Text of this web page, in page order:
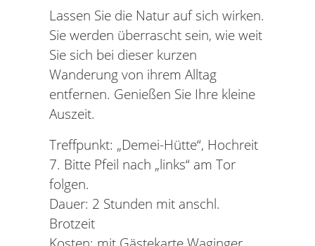
Lassen Sie die Natur auf sich wirken.
Sie werden überrascht sein, wie weit
Sie sich bei dieser kurzen
Wanderung von ihrem Alltag
entfernen. Genießen Sie Ihre kleine
Auszeit.
Treffpunkt: „Demei-Hütte“, Hochreit
7. Bitte Pfeil nach „links“ am Tor
folgen.
Dauer: 2 Stunden mit anschl.
Brotzeit